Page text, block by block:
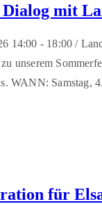
mit
14:00 - 18:00 /
unserem
WANN: Samstag,
für